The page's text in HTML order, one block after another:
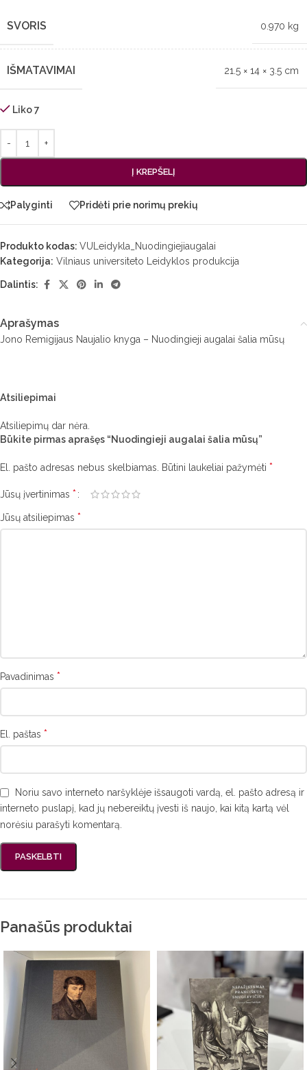
SVORIS 0.970 kg
IŠMATAVIMAI 21.5 × 14 × 3.5 cm
Liko 7
Į KREPŠELĮ
Palyginti Pridėti prie norimų prekių
Produkto kodas: VULeidykla_Nuodingiejiaugalai
Kategorija: Vilniaus universiteto Leidyklos produkcija
Dalintis:
Aprašymas
Jono Remigijaus Naujalio knyga – Nuodingieji augalai šalia mūsų
Atsiliepimai
Atsiliepimų dar nėra.
Būkite pirmas aprašęs “Nuodingieji augalai šalia mūsų”
El. pašto adresas nebus skelbiamas. Būtini laukeliai pažymėti *
Jūsų įvertinimas *
Jūsų atsiliepimas *
Pavadinimas *
El. paštas *
Noriu savo interneto naršyklėje išsaugoti vardą, el. pašto adresą ir
interneto puslapį, kad jų nebereiktų įvesti iš naujo, kai kitą kartą vėl
norėsiu parašyti komentarą.
Panašūs produktai